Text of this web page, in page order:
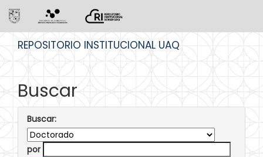
REPOSITORIO INSTITUCIONAL UAQ
Buscar
Buscar:
por